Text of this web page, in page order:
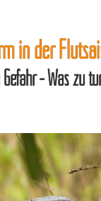
in der
- Was zu